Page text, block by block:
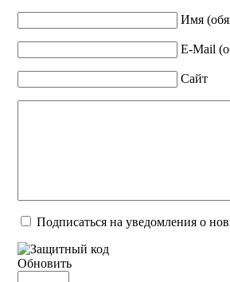
Имя
E-Mail
Сайт
Подписаться на уведомления о
Обновить